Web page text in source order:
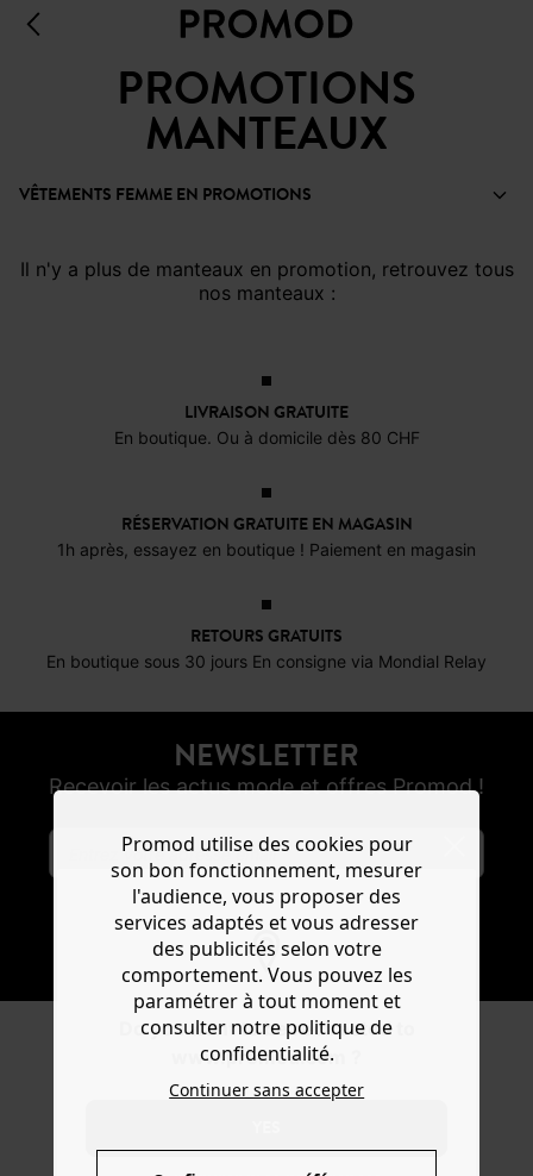
Do you want to be redirected to
www.promod.com ?
PROMOTIONS
MANTEAUX
VÊTEMENTS FEMME EN PROMOTIONS
Il n'y a plus de manteaux en promotion, retrouvez tous
nos manteaux :
LIVRAISON GRATUITE
En boutique. Ou à domicile dès 80 CHF
RÉSERVATION GRATUITE EN MAGASIN
1h après, essayez en boutique ! Paiement en magasin
RETOURS GRATUITS
En boutique sous 30 jours En consigne via Mondial Relay
NEWSLETTER
Recevoir les actus mode et offres Promod !
S'ABONNER
ENTREZ DANS LA
COMMUNAUTÉ
Promod utilise des cookies pour
son bon fonctionnement, mesurer
l'audience, vous proposer des
services adaptés et vous adresser
des publicités selon votre
comportement. Vous pouvez les
paramétrer à tout moment et
consulter notre politique de
confidentialité.
Continuer sans accepter